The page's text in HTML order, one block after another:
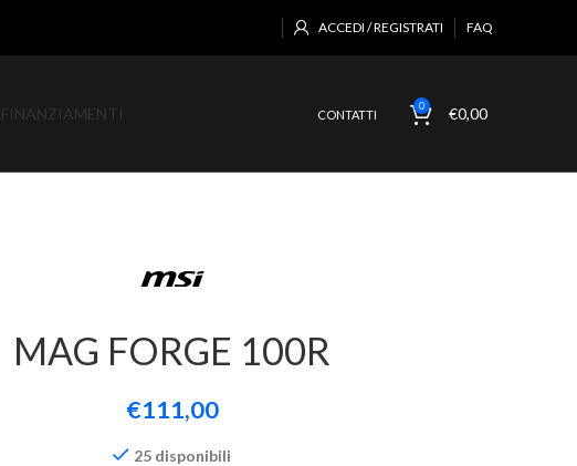
ACCEDI / REGISTRATI FAQ
FINANZIAMENTI CONTATTI
0 €0,00
MAG FORGE 100R
€111,00
25 disponibili